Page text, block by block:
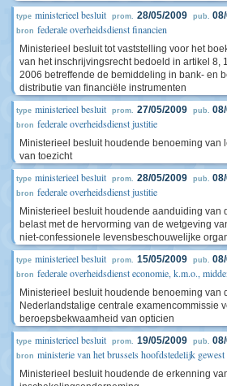
type ministerieel besluit prom. 28/05/2009 pub.
bron federale overheidsdienst financien
Ministerieel besluit tot vaststelling voor het
van het inschrijvingsrecht bedoeld in artikel 8,
2006 betreffende de bemiddeling in bank- en
distributie van financiële instrumenten
type ministerieel besluit prom. 27/05/2009 pub.
bron federale overheidsdienst justitie
Ministerieel besluit houdende benoeming van
van toezicht
type ministerieel besluit prom. 28/05/2009 pub.
bron federale overheidsdienst justitie
Ministerieel besluit houdende aanduiding van
belast met de hervorming van de wetgeving
niet-confessionele levensbeschouwelijke
type ministerieel besluit prom. 15/05/2009 pub.
bron federale overheidsdienst economie, k.m.o.,
Ministerieel besluit houdende benoeming van
Nederlandstalige centrale examencommissie
beroepsbekwaamheid van opticien
type ministerieel besluit prom. 19/05/2009 pub.
bron ministerie van het brussels hoofdstedelijk gewest
Ministerieel besluit houdende de erkenning